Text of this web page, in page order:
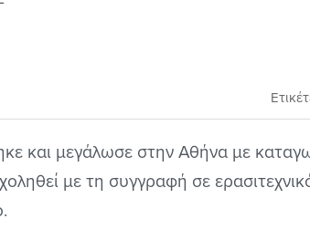
και μεγάλωσε στην Αθήνα με
με τη συγγραφή σε